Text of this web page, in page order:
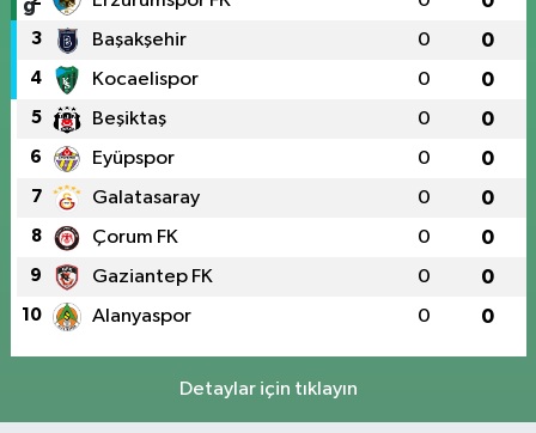
3 Başakşehir 0 0
4 Kocaelispor 0 0
5 Beşiktaş 0 0
6 Eyüpspor 0 0
7 Galatasaray 0 0
8 Çorum FK 0 0
9 Gaziantep FK 0 0
10 Alanyaspor 0 0
Detaylar için tıklayın